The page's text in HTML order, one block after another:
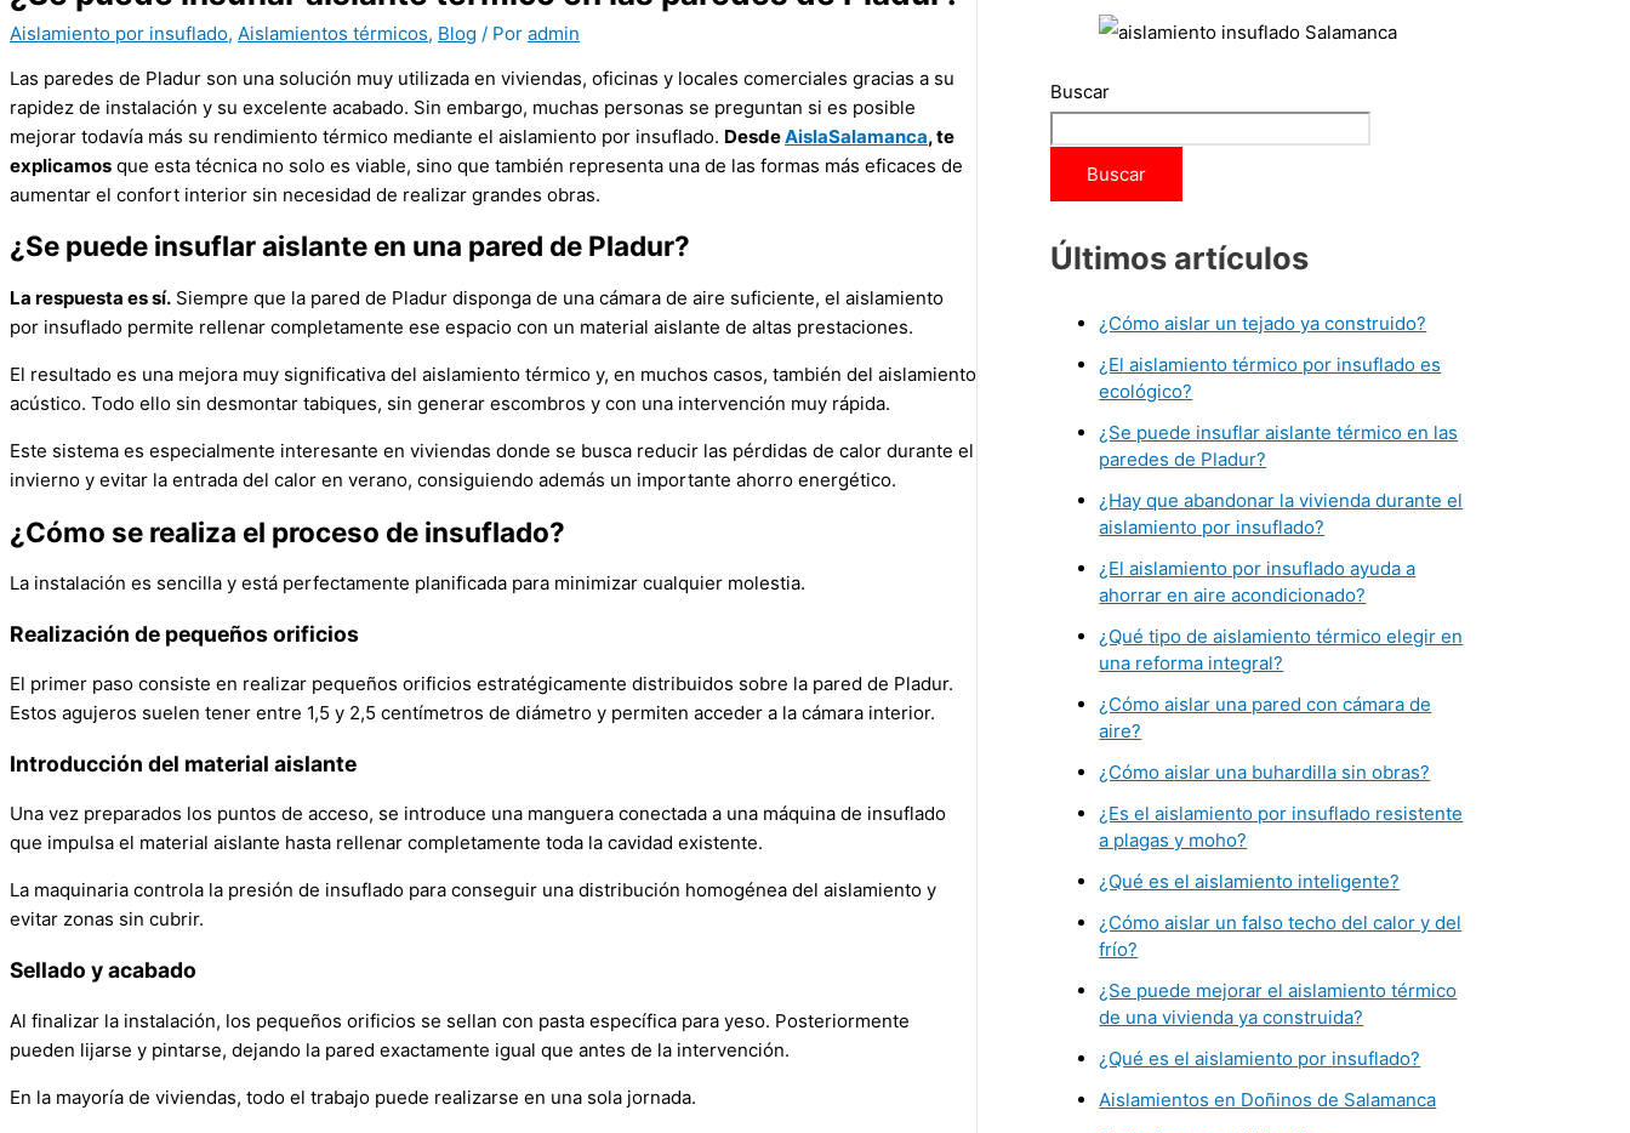
Aislamiento por insuflado, Aislamientos térmicos, Blog / Por admin
Las paredes de Pladur son una solución muy utilizada en viviendas, oficinas y locales comerciales gracias a su
rapidez de instalación y su excelente acabado. Sin embargo, muchas personas se preguntan si es posible
mejorar todavía más su rendimiento térmico mediante el aislamiento por insuflado. DesdeAislaSalamanca, te
explicamos que esta técnica no solo es viable, sino que también representa una de las formas más eficaces de
aumentar el confort interior sin necesidad de realizar grandes obras.
¿Se puede insuflar aislante en una pared de Pladur?
La respuesta es sí. Siempre que la pared de Pladur disponga de una cámara de aire suficiente, el aislamiento
por insuflado permite rellenar completamente ese espacio con un material aislante de altas prestaciones.
El resultado es una mejora muy significativa del aislamiento térmico y, en muchos casos, también del aislamiento
acústico. Todo ello sin desmontar tabiques, sin generar escombros y con una intervención muy rápida.
Este sistema es especialmente interesante en viviendas donde se busca reducir las pérdidas de calor durante el
invierno y evitar la entrada del calor en verano, consiguiendo además un importante ahorro energético.
¿Cómo se realiza el proceso de insuflado?
La instalación es sencilla y está perfectamente planificada para minimizar cualquier molestia.
Realización de pequeños orificios
El primer paso consiste en realizar pequeños orificios estratégicamente distribuidos sobre la pared de Pladur.
Estos agujeros suelen tener entre 1,5 y 2,5 centímetros de diámetro y permiten acceder a la cámara interior.
Introducción del material aislante
Una vez preparados los puntos de acceso, se introduce una manguera conectada a una máquina de insuflado
que impulsa el material aislante hasta rellenar completamente toda la cavidad existente.
La maquinaria controla la presión de insuflado para conseguir una distribución homogénea del aislamiento y
evitar zonas sin cubrir.
Sellado y acabado
Al finalizar la instalación, los pequeños orificios se sellan con pasta específica para yeso. Posteriormente
pueden lijarse y pintarse, dejando la pared exactamente igual que antes de la intervención.
En la mayoría de viviendas, todo el trabajo puede realizarse en una sola jornada.
Buscar
Buscar
Últimos artículos
¿Cómo aislar un tejado ya construido?
¿El aislamiento térmico por insuflado es
ecológico?
¿Se puede insuflar aislante térmico en las
paredes de Pladur?
¿Hay que abandonar la vivienda durante el
aislamiento por insuflado?
¿El aislamiento por insuflado ayuda a
ahorrar en aire acondicionado?
¿Qué tipo de aislamiento térmico elegir en
una reforma integral?
¿Cómo aislar una pared con cámara de
aire?
¿Cómo aislar una buhardilla sin obras?
¿Es el aislamiento por insuflado resistente
a plagas y moho?
¿Qué es el aislamiento inteligente?
¿Cómo aislar un falso techo del calor y del
frío?
¿Se puede mejorar el aislamiento térmico
de una vivienda ya construida?
¿Qué es el aislamiento por insuflado?
Aislamientos en Doñinos de Salamanca